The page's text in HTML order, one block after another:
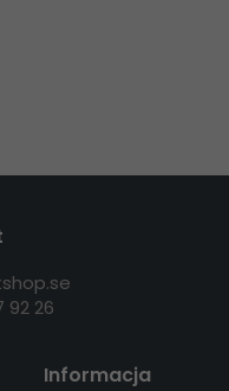
92 26
Informacja